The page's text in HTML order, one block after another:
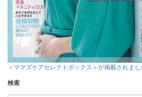
＜ママズケアセレクトボックス＞が掲載されまし
検索